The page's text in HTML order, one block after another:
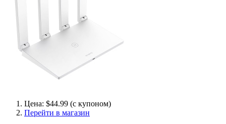
Цена: $44.99 (с купоном)
Перейти в магазин